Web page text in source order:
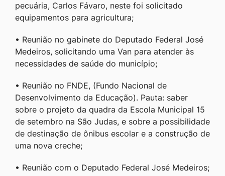
pecuária, Carlos Fávaro, neste foi solicitado
equipamentos para agricultura;
• Reunião no gabinete do Deputado Federal José
Medeiros, solicitando uma Van para atender às
necessidades de saúde do município;
• Reunião no FNDE, (Fundo Nacional de
Desenvolvimento da Educação). Pauta: saber
sobre o projeto da quadra da Escola Municipal 15
de setembro na São Judas, e sobre a possibilidade
de destinação de ônibus escolar e a construção de
uma nova creche;
• Reunião com o Deputado Federal José Medeiros;